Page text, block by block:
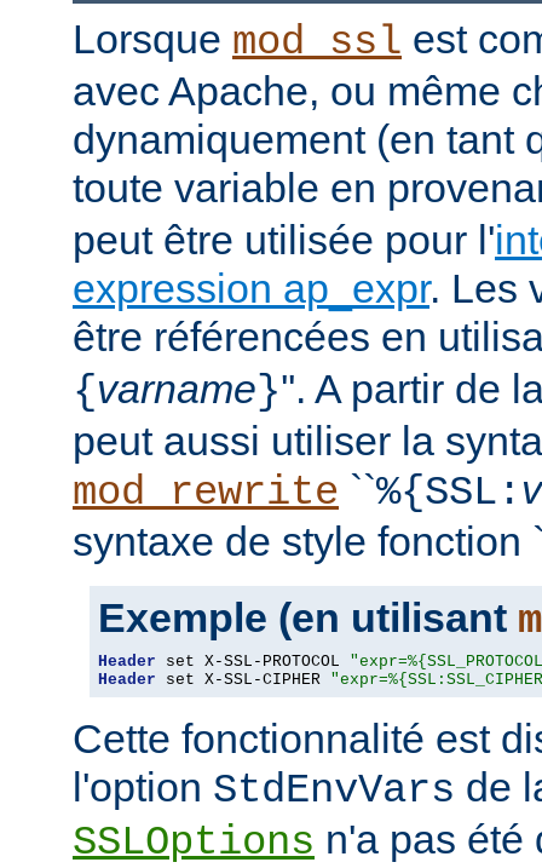
Lorsque mod_ssl est
avec Apache, ou même
dynamiquement (en tant
toute variable en
peut être utilisée pour l'
expression ap_expr. Les
être référencées en
{varname}''. A partir de
peut aussi utiliser la
mod_rewrite ``%{SSL:
syntaxe de style fonction
Exemple (en utilisant
Header set X-SSL-PROTOCOL
Header set X-SSL-CIPHER
Cette fonctionnalité est
l'option StdEnvVars de
SSLOptions n'a pas été